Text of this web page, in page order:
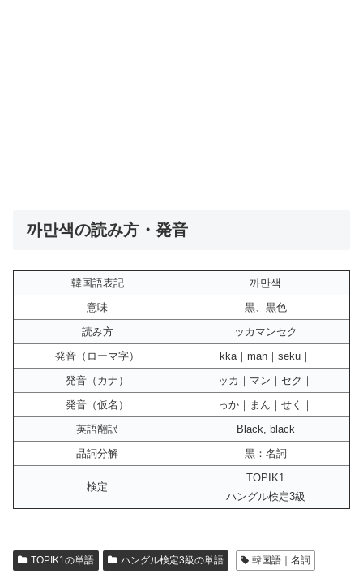
까만색の読み方・発音
韓国語表記
까만색
意味
黒、黒色
読み方
ッカマンセク
発音（ローマ字）
kka｜man｜seku｜
発音（カナ）
ッカ｜マン｜セク｜
発音（仮名）
っか｜まん｜せく｜
英語翻訳
Black, black
品詞分解
黒：名詞
検定
TOPIK1
ハングル検定3級
TOPIK1の単語 ハングル検定3級の単語 韓国語｜名詞